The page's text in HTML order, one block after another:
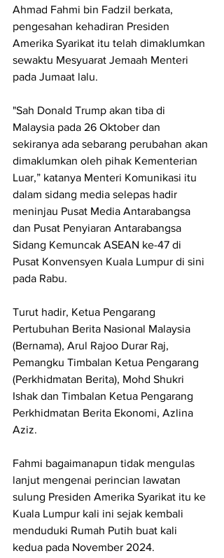
Ahmad Fahmi bin Fadzil berkata,
pengesahan kehadiran Presiden
Amerika Syarikat itu telah dimaklumkan
sewaktu Mesyuarat Jemaah Menteri
pada Jumaat lalu.
"Sah Donald Trump akan tiba di
Malaysia pada 26 Oktober dan
sekiranya ada sebarang perubahan akan
dimaklumkan oleh pihak Kementerian
Luar,” katanya Menteri Komunikasi itu
dalam sidang media selepas hadir
meninjau Pusat Media Antarabangsa
dan Pusat Penyiaran Antarabangsa
Sidang Kemuncak ASEAN ke-47 di
Pusat Konvensyen Kuala Lumpur di sini
pada Rabu.
Turut hadir, Ketua Pengarang
Pertubuhan Berita Nasional Malaysia
(Bernama), Arul Rajoo Durar Raj,
Pemangku Timbalan Ketua Pengarang
(Perkhidmatan Berita), Mohd Shukri
Ishak dan Timbalan Ketua Pengarang
Perkhidmatan Berita Ekonomi, Azlina
Aziz.
Fahmi bagaimanapun tidak mengulas
lanjut mengenai perincian lawatan
sulung Presiden Amerika Syarikat itu ke
Kuala Lumpur kali ini sejak kembali
menduduki Rumah Putih buat kali
kedua pada November 2024.